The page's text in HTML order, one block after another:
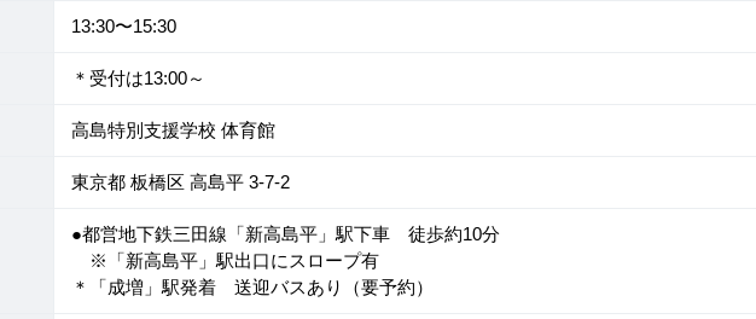
13:30〜15:30
＊受付は13:00～
高島特別支援学校 体育館
東京都 板橋区 高島平 3-7-2
●都営地下鉄三田線「新高島平」駅下車 徒歩約10分
※「新高島平」駅出口にスロープ有
＊「成増」駅発着 送迎バスあり（要予約）